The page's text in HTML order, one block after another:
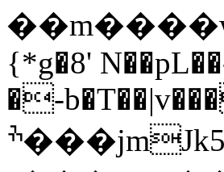
{*g�8'
�-
ׯ���jmJk5�s��MI҃:Ȋ{�ͭ@p1�� aH�?